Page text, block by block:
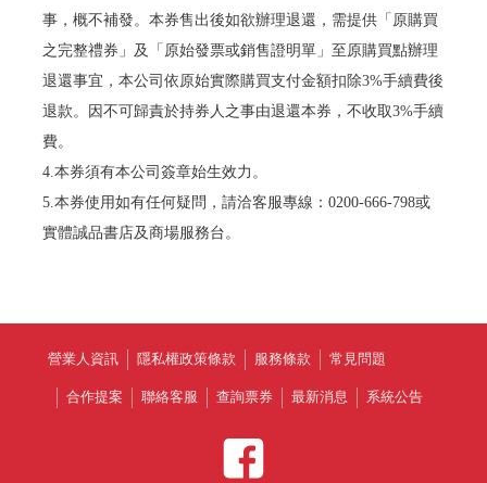
事，概不補發。本券售出後如欲辦理退還，需提供「原購買
之完整禮券」及「原始發票或銷售證明單」至原購買點辦理
退還事宜，本公司依原始實際購買支付金額扣除3%手續費後
退款。因不可歸責於持券人之事由退還本券，不收取3%手續
費。
4.本券須有本公司簽章始生效力。
5.本券使用如有任何疑問，請洽客服專線：0200-666-798或
實體誠品書店及商場服務台。
營業人資訊 隱私權政策條款 服務條款 常見問題
合作提案 聯絡客服 查詢票券 最新消息 系統公告